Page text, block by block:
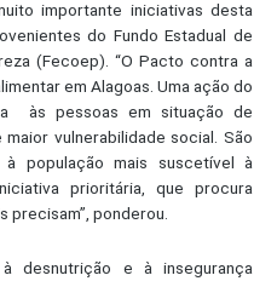
importante iniciativas desta
do Fundo Estadual de
(Fecoep). “O Pacto contra a
em Alagoas. Uma ação do
às pessoas em situação de
vulnerabilidade social. São
população mais suscetível à
prioritária, que procura
precisam”, ponderou.
desnutrição e à insegurança